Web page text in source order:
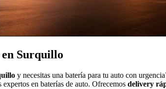
Surquillo
y necesitas una batería para tu auto con
expertos en baterías de auto. Ofrecemos delivery